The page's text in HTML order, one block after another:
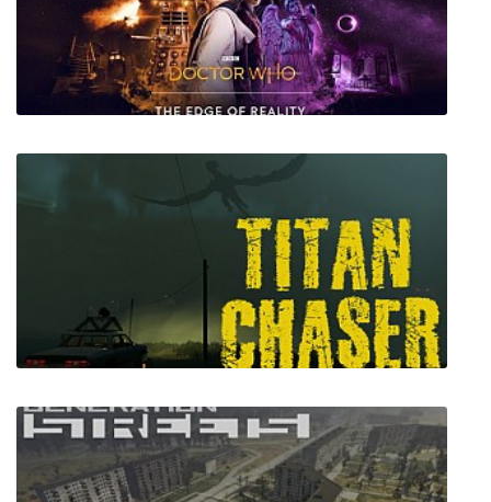
Biker Garage: Mechanic Simulator
Doctor Who: The Edge of Reality